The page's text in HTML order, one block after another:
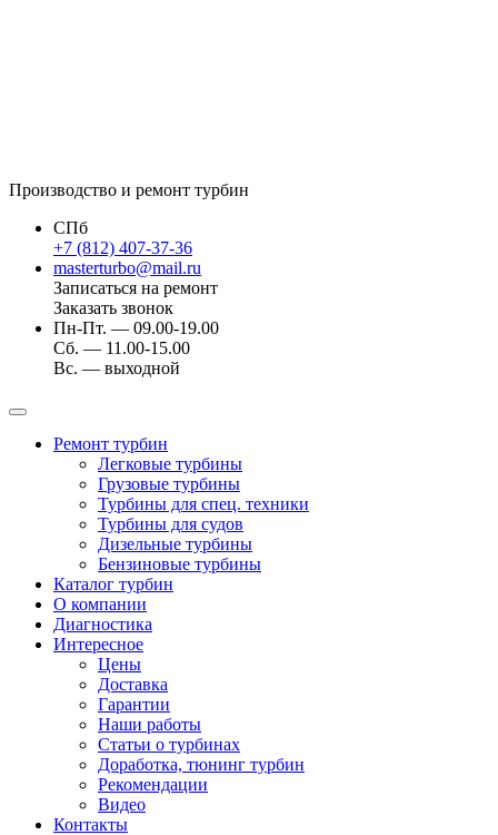
Производство и ремонт турбин
СПб
+7 (812) 407-37-36
masterturbo@mail.ru
Записаться на ремонт
Заказать звонок
Пн-Пт. — 09.00-19.00
Сб. — 11.00-15.00
Вс. — выходной
Ремонт турбин
Легковые турбины
Грузовые турбины
Турбины для спец. техники
Турбины для судов
Дизельные турбины
Бензиновые турбины
Каталог турбин
О компании
Диагностика
Интересное
Цены
Доставка
Гарантии
Наши работы
Статьи о турбинах
Доработка, тюнинг турбин
Рекомендации
Видео
Контакты